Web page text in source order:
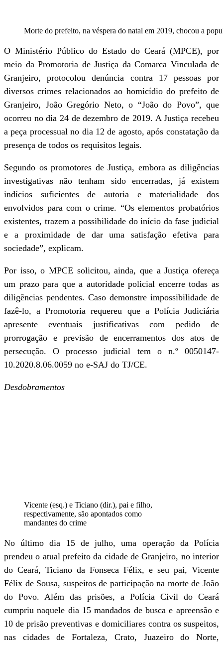
Morte do prefeito, na véspera do natal em 2019, chocou a
O Ministério Público do Estado do Ceará (MPCE), por
meio da Promotoria de Justiça da Comarca Vinculada de
Granjeiro, protocolou denúncia contra 17 pessoas por
diversos crimes relacionados ao homicídio do prefeito de
Granjeiro, João Gregório Neto, o “João do Povo”, que
ocorreu no dia 24 de dezembro de 2019. A Justiça recebeu
a peça processual no dia 12 de agosto, após constatação da
presença de todos os requisitos legais.
Segundo os promotores de Justiça, embora as diligências
investigativas não tenham sido encerradas, já existem
indícios suficientes de autoria e materialidade dos
envolvidos para com o crime. “Os elementos probatórios
existentes, trazem a possibilidade do início da fase judicial
e a proximidade de dar uma satisfação efetiva para
sociedade”, explicam.
Por isso, o MPCE solicitou, ainda, que a Justiça ofereça
um prazo para que a autoridade policial encerre todas as
diligências pendentes. Caso demonstre impossibilidade de
fazê-lo, a Promotoria requereu que a Polícia Judiciária
apresente eventuais justificativas com pedido de
prorrogação e previsão de encerramentos dos atos de
persecução. O processo judicial tem o n.º 0050147-
10.2020.8.06.0059 no e-SAJ do TJ/CE.
Desdobramentos
Vicente (esq.) e Ticiano (dir.), pai e filho,
respectivamente, são apontados como
mandantes do crime
No último dia 15 de julho, uma operação da Polícia
prendeu o atual prefeito da cidade de Granjeiro, no interior
do Ceará, Ticiano da Fonseca Félix, e seu pai, Vicente
Félix de Sousa, suspeitos de participação na morte de João
do Povo. Além das prisões, a Polícia Civil do Ceará
cumpriu naquele dia 15 mandados de busca e apreensão e
10 de prisão preventivas e domiciliares contra os suspeitos,
nas cidades de Fortaleza, Crato, Juazeiro do Norte,